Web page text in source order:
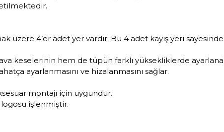
üzere 4’er adet yer vardır. Bu 4 adet kayış yeri
keselerinin hem de tüpün farklı yüksekliklerde
ayarlanmasını ve hizalanmasını sağlar.
montajı için uygundur.
işlenmiştir.